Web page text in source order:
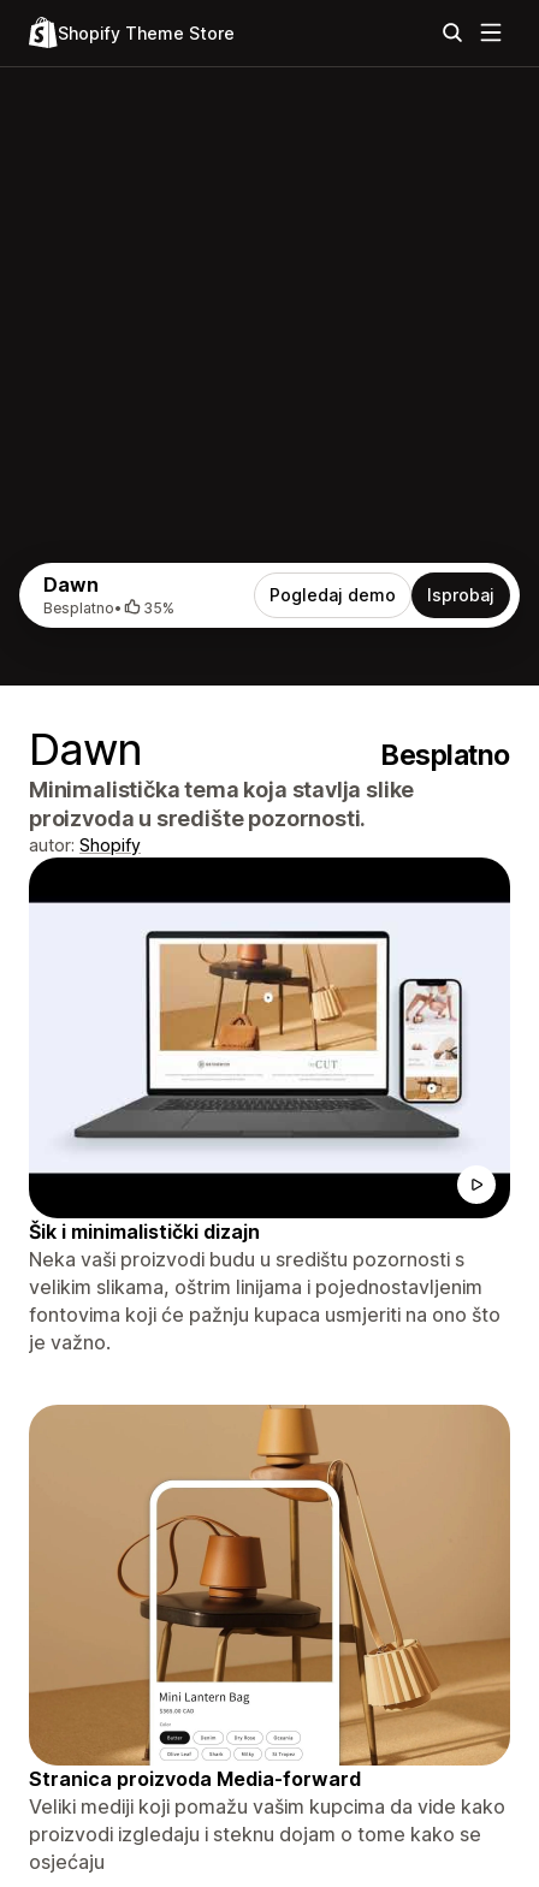
Shopify Theme Store
Dawn
Besplatno• 35%
Pogledaj demo Isprobaj
Dawn Besplatno
Minimalistička tema koja stavlja slike
proizvoda u središte pozornosti.
autor: Shopify
Šik i minimalistički dizajn
Neka vaši proizvodi budu u središtu pozornosti s
velikim slikama, oštrim linijama i pojednostavljenim
fontovima koji će pažnju kupaca usmjeriti na ono što
je važno.
Stranica proizvoda Media-forward
Veliki mediji koji pomažu vašim kupcima da vide kako
proizvodi izgledaju i steknu dojam o tome kako se
osjećaju